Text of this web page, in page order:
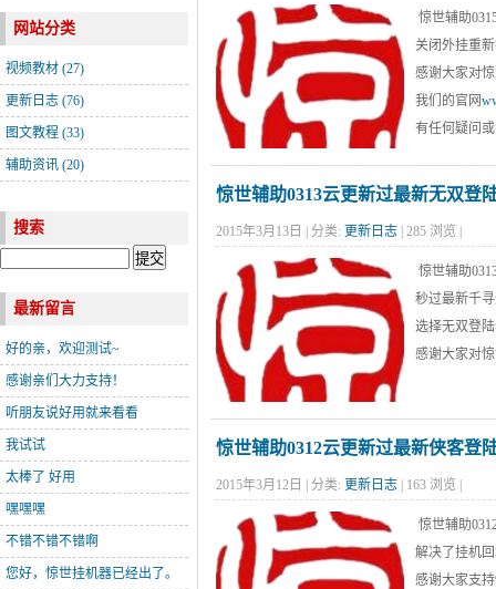
网站分类
视频教材 (27)
更新日志 (76)
图文教程 (33)
辅助资讯 (20)
搜索
最新留言
好的亲，欢迎测试~
感谢亲们大力支持！
听朋友说好用就来看看
我试试
太棒了 好用
嘿嘿嘿
不错不错不错啊
您好，惊世挂机器已经出了。
惊世辅助
关闭外挂重
感谢大家对
我们的官网
有任何疑问
惊世辅助0313云更新过最新无双登
2015年3月13日 | 分类: 更新日志 | 285 浏览 |
惊世辅助
秒过最新千
选择无双登
感谢大家对
惊世辅助0312云更新过最新侠客登
2015年3月12日 | 分类: 更新日志 | 163 浏览 |
惊世辅助
解决了挂机
感谢大家支